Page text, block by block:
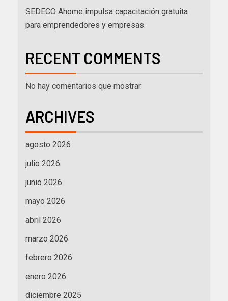
SEDECO Ahome impulsa capacitación gratuita
para emprendedores y empresas.
RECENT COMMENTS
No hay comentarios que mostrar.
ARCHIVES
agosto 2026
julio 2026
junio 2026
mayo 2026
abril 2026
marzo 2026
febrero 2026
enero 2026
diciembre 2025